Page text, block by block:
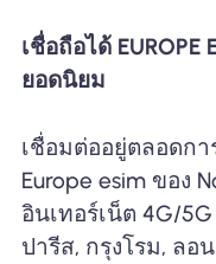
เชื่อถือได้
ยอดนิยม
เชื่อมต่ออยู่ตลอดก
Europe esim ของ
อินเทอร์เน็ต 4G/
ปารีส, กรุงโรม, ลอ